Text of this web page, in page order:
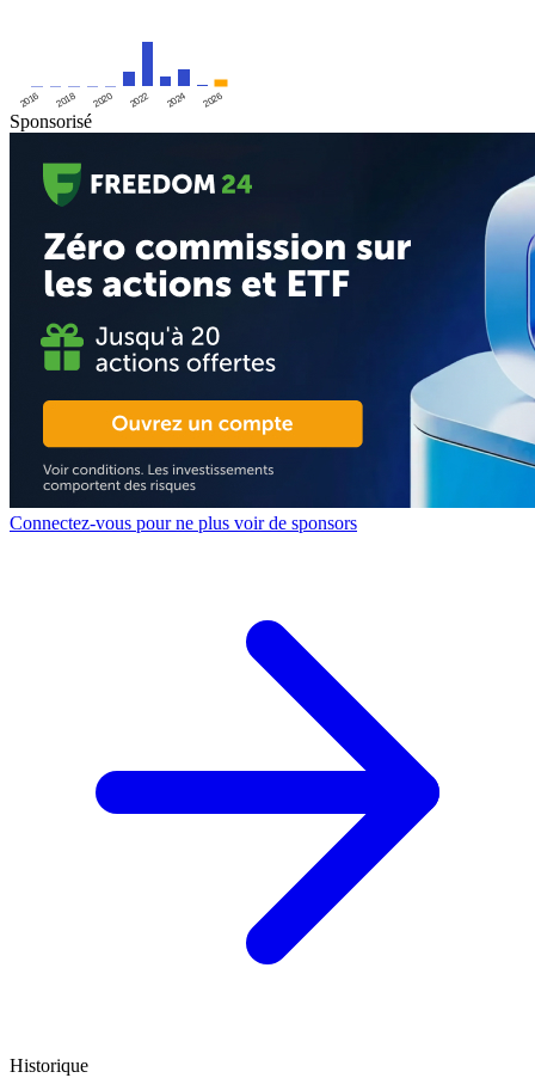
2016 2018 2020 2022 2024 2026
Sponsorisé
Connectez-vous pour ne plus voir de sponsors
Historique